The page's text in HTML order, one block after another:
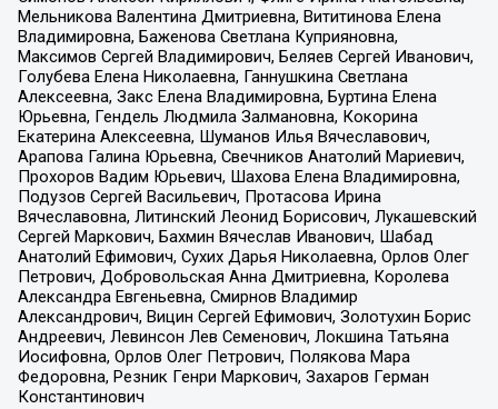
Мельникова Валентина Дмитриевна, Вититинова Елена
Владимировна, Баженова Светлана Куприяновна,
Максимов Сергей Владимирович, Беляев Сергей Иванович,
Голубева Елена Николаевна, Ганнушкина Светлана
Алексеевна, Закс Елена Владимировна, Буртина Елена
Юрьевна, Гендель Людмила Залмановна, Кокорина
Екатерина Алексеевна, Шуманов Илья Вячеславович,
Арапова Галина Юрьевна, Свечников Анатолий Мариевич,
Прохоров Вадим Юрьевич, Шахова Елена Владимировна,
Подузов Сергей Васильевич, Протасова Ирина
Вячеславовна, Литинский Леонид Борисович, Лукашевский
Сергей Маркович, Бахмин Вячеслав Иванович, Шабад
Анатолий Ефимович, Сухих Дарья Николаевна, Орлов Олег
Петрович, Добровольская Анна Дмитриевна, Королева
Александра Евгеньевна, Смирнов Владимир
Александрович, Вицин Сергей Ефимович, Золотухин Борис
Андреевич, Левинсон Лев Семенович, Локшина Татьяна
Иосифовна, Орлов Олег Петрович, Полякова Мара
Федоровна, Резник Генри Маркович, Захаров Герман
Константинович